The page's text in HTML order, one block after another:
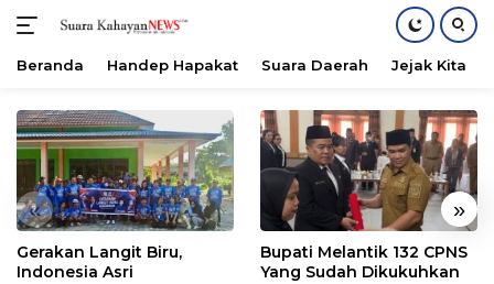
konten
Beranda Handep Hapakat Suara Daerah Jejak Kita
« »
Gerakan Langit Biru,
Indonesia Asri
Bupati Melantik 132 CPNS
Yang Sudah Dikukuhkan